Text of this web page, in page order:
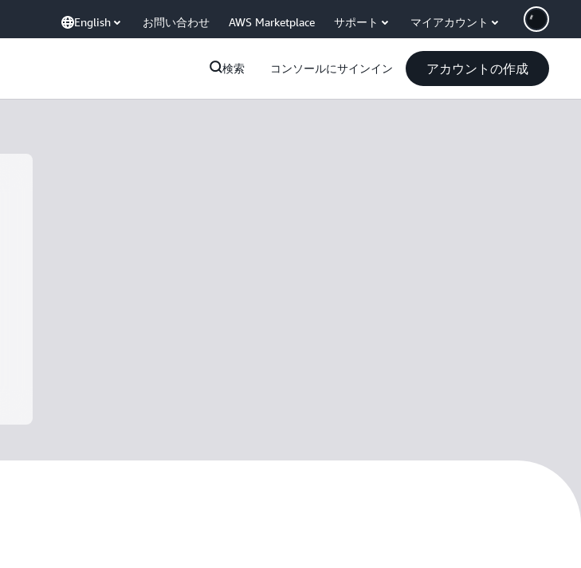
English お問い合わせ AWS Marketplace サポート マイアカウント
検索 コンソールにサインイン アカウントの作成